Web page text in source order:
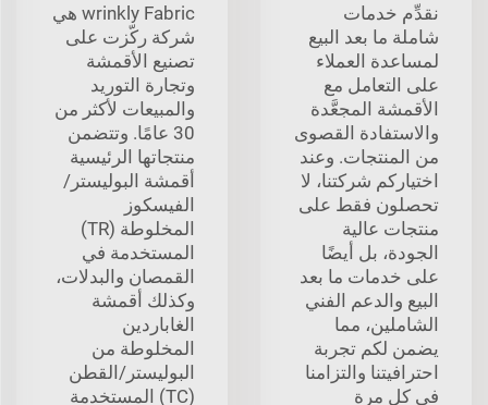
نقدِّم خدمات
شاملة ما بعد البيع
لمساعدة العملاء
على التعامل مع
الأقمشة المجعَّدة
والاستفادة القصوى
من المنتجات. وعند
اختياركم شركتنا، لا
تحصلون فقط على
منتجات عالية
الجودة، بل أيضًا
على خدمات ما بعد
البيع والدعم الفني
الشاملين، مما
يضمن لكم تجربة
احترافيتنا والتزامنا
في كل مرة
wrinkly Fabric هي
شركة ركّزت على
تصنيع الأقمشة
وتجارة التوريد
والمبيعات لأكثر من
30 عامًا. وتتضمن
منتجاتها الرئيسية
أقمشة البوليستر/
الفيسكوز
المخلوطة (TR)
المستخدمة في
القمصان والبدلات،
وكذلك أقمشة
الغاباردين
المخلوطة من
البوليستر/القطن
(TC) المستخدمة